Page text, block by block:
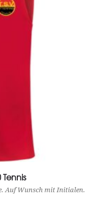
Auf Wunsch mit Initialen.